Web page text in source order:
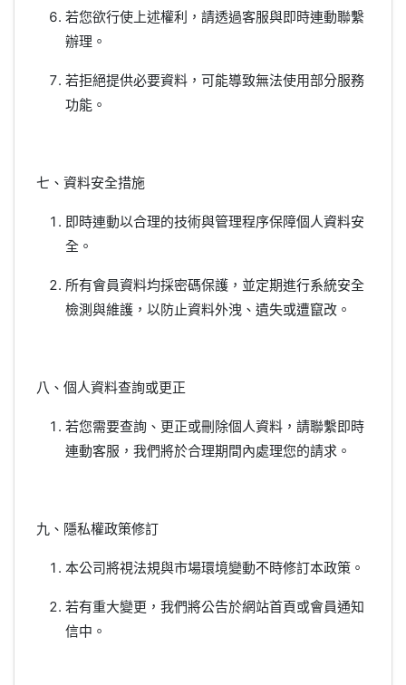
若您欲行使上述權利，請透過客服與即時連動聯繫
辦理。
若拒絕提供必要資料，可能導致無法使用部分服務
功能。
七、資料安全措施
即時連動以合理的技術與管理程序保障個人資料安
全。
所有會員資料均採密碼保護，並定期進行系統安全
檢測與維護，以防止資料外洩、遺失或遭竄改。
八、個人資料查詢或更正
若您需要查詢、更正或刪除個人資料，請聯繫即時
連動客服，我們將於合理期間內處理您的請求。
九、隱私權政策修訂
本公司將視法規與市場環境變動不時修訂本政策。
若有重大變更，我們將公告於網站首頁或會員通知
信中。